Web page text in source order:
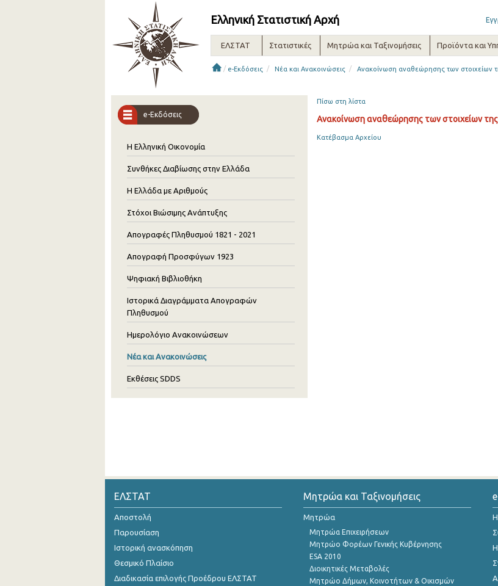
Ελληνική Στατιστική Αρχή
ΕΛΣΤΑΤ Στατιστικές Μητρώα και Ταξινομήσεις Προϊόντα και
/ e-Εκδόσεις / Νέα και Ανακοινώσεις / Ανακοίνωση αναθεώρησης των στοιχείων
e-Εκδόσεις
Η Ελληνική Οικονομία
Συνθήκες Διαβίωσης στην Ελλάδα
Η Ελλάδα με Αριθμούς
Στόχοι Βιώσιμης Ανάπτυξης
Απογραφές Πληθυσμού 1821 - 2021
Απογραφή Προσφύγων 1923
Ψηφιακή Βιβλιοθήκη
Ιστορικά Διαγράμματα Απογραφών
Πληθυσμού
Ημερολόγιο Ανακοινώσεων
Νέα και Ανακοινώσεις
Εκθέσεις SDDS
Πίσω στη λίστα
Ανακοίνωση αναθεώρησης των στοιχείων
Κατέβασμα Αρχείου
ΕΛΣΤΑΤ
Αποστολή
Παρουσίαση
Ιστορική ανασκόπηση
Θεσμικό Πλαίσιο
Διαδικασία επιλογής Προέδρου ΕΛΣΤΑΤ
Μητρώα και Ταξινομήσεις
Μητρώα
Μητρώα Επιχειρήσεων
Μητρώο Φορέων Γενικής Κυβέρνησης
ESA 2010
Διοικητικές Μεταβολές
Μητρώο Δήμων, Κοινοτήτων & Οικισμών
Η